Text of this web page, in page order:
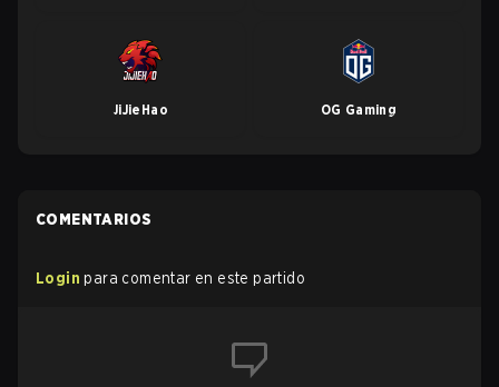
JiJieHao OG Gaming
COMENTARIOS
Login para comentar en este partido